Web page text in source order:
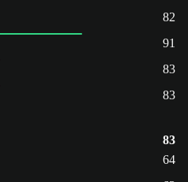
82
91
83
83
83
64